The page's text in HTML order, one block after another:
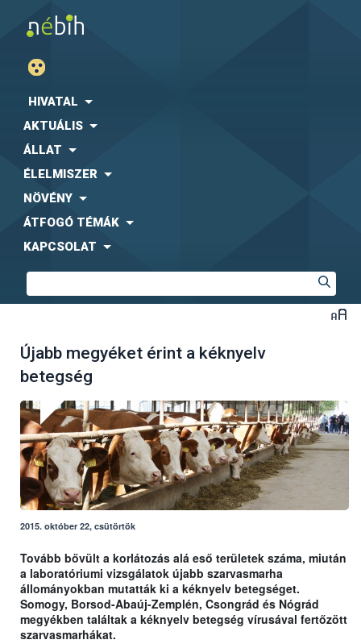
HIVATAL
AKTUÁLIS
ÁLLAT
ÉLELMISZER
NÖVÉNY
ÁTFOGÓ TÉMÁK
KAPCSOLAT
Újabb megyéket érint a kéknyelv
betegség
2015. október 22, csütörtök
Tovább bővült a korlátozás alá eső területek száma, miután
a laboratóriumi vizsgálatok újabb szarvasmarha
állományokban mutatták ki a kéknyelv betegséget.
Somogy, Borsod-Abaúj-Zemplén, Csongrád és Nógrád
megyékben találtak a kéknyelv betegség vírusával fertőzött
szarvasmarhákat.